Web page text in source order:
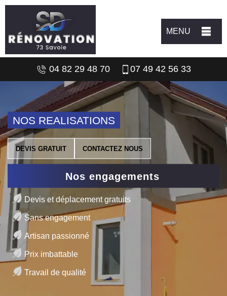
MENU
04 82 29 48 70 07 49 42 56 33
NOS REALISATIONS
DEVIS GRATUIT CONTACTEZ NOUS
Nos engagements
Devis et déplacement gratuits
Sans engagement
Artisan passionné
Prix imbattable
Travail de qualité